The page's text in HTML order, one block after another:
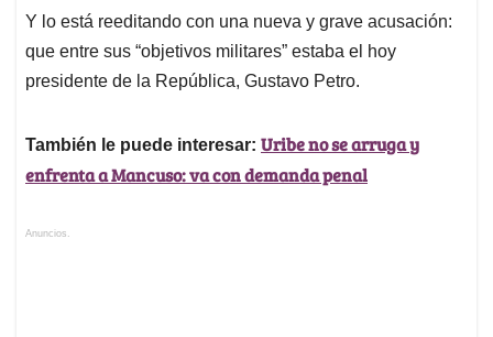
Y lo está reeditando con una nueva y grave acusación:
que entre sus “objetivos militares” estaba el hoy
presidente de la República, Gustavo Petro.
También le puede interesar: Uribe no se arruga y
enfrenta a Mancuso: va con demanda penal
Anuncios.